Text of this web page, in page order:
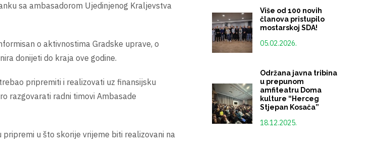
sa ambasadorom Ujedinjenog Kraljevstva
o aktivnostima Gradske uprave, o
donijeti do kraja ove godine.
pripremiti i realizovati uz finansijsku
razgovarati radni timovi Ambasade
u što skorije vrijeme biti realizovani na
Više od 100 novih
članova pristupilo
mostarskoj SDA!
05.02.2026.
Održana javna tribina
u prepunom
amfiteatru Doma
kulture “Herceg
Stjepan Kosača”
18.12.2025.